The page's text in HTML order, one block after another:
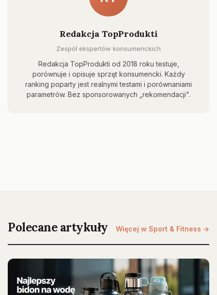
Redakcja TopProdukti
Zespół ekspertów konsumenckich
Redakcja TopProdukti od 2018 roku testuje,
porównuje i opisuje sprzęt konsumencki. Każdy
ranking poparty jest realnymi testami i porównaniami
parametrów. Bez sponsorowanych „rekomendacji".
Polecane artykuły Więcej w Sport & Fitness →